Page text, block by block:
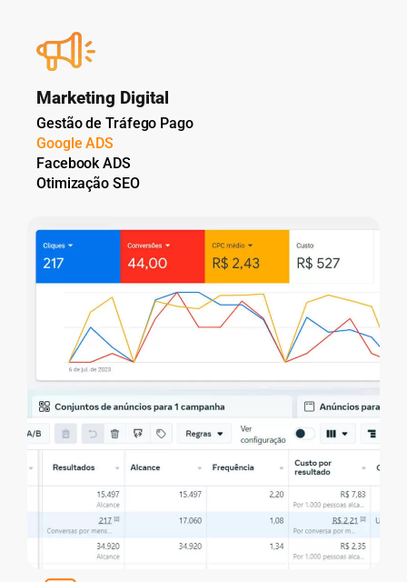
Marketing Digital
Gestão de Tráfego Pago
Google ADS
Facebook ADS
Otimização SEO